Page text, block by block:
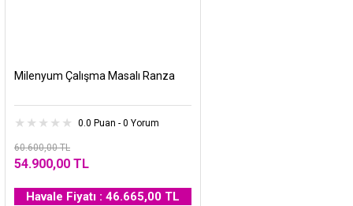
Milenyum Çalışma Masalı Ranza
0.0 Puan - 0 Yorum
60.600,00 TL
54.900,00 TL
Havale Fiyatı : 46.665,00 TL